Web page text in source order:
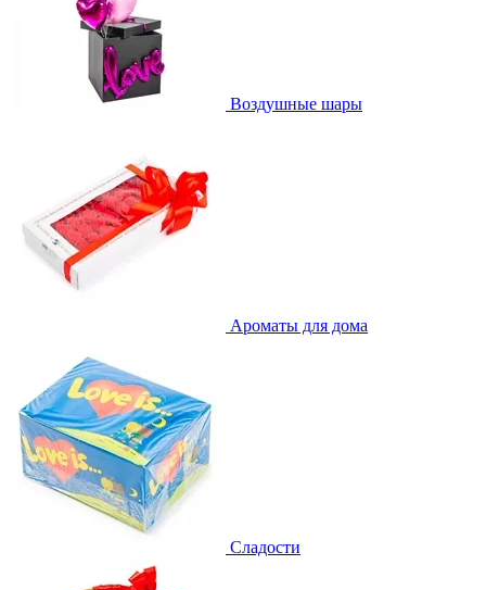
Воздушные шары
Ароматы для дома
Сладости